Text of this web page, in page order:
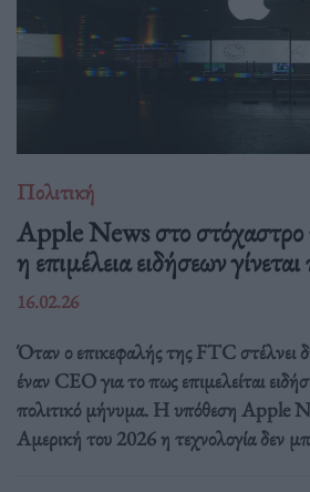
Πολιτική
Apple News στο
η επιμέλεια ειδήσεων
16.02.26
Όταν ο επικεφαλής της FTC στέλνει
έναν CEO για το πως επιμελείται
πολιτικό μήνυμα. Η υπόθεση Apple
Αμερική του 2026 η τεχνολογία δεν μπ